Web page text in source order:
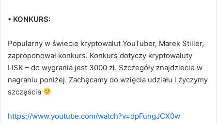
• KONKURS:
Popularny w świecie kryptowalut YouTuber, Marek Stiller,
zaproponował konkurs. Konkurs dotyczy kryptowaluty
LISK – do wygrania jest 3000 zł. Szczegóły znajdziecie w
nagraniu poniżej. Zachęcamy do wzięcia udziału i życzymy
szczęścia
https://www.youtube.com/watch?v=dpFungJCX0w